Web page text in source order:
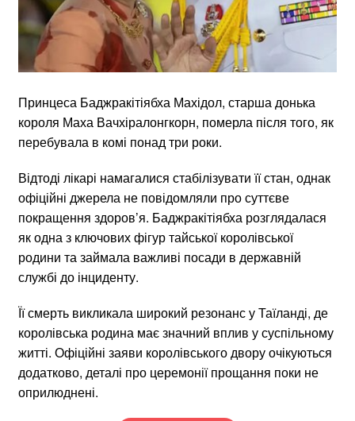
Принцеса Баджракітіябха Махідол, старша донька
короля Маха Вачхіралонгкорн, померла після того, як
перебувала в комі понад три роки.
Відтоді лікарі намагалися стабілізувати її стан, однак
офіційні джерела не повідомляли про суттєве
покращення здоров’я. Баджракітіябха розглядалася
як одна з ключових фігур тайської королівської
родини та займала важливі посади в державній
службі до інциденту.
Її смерть викликала широкий резонанс у Таїланді, де
королівська родина має значний вплив у суспільному
житті. Офіційні заяви королівського двору очікуються
додатково, деталі про церемонії прощання поки не
оприлюднені.